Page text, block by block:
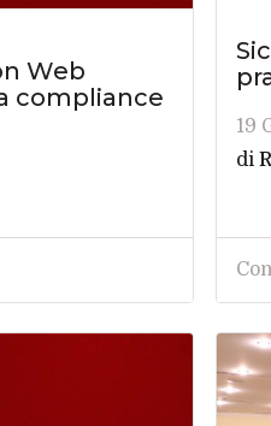
Web
compliance
19
di